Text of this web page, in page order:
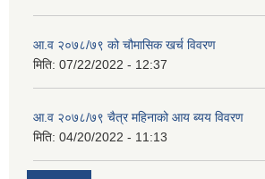
आ.व २०७८/७९ को चौमासिक खर्च विवरण
मिति: 07/22/2022 - 12:37
आ.व २०७८/७९ चैत्र महिनाको आय ब्यय विवरण
मिति: 04/20/2022 - 11:13